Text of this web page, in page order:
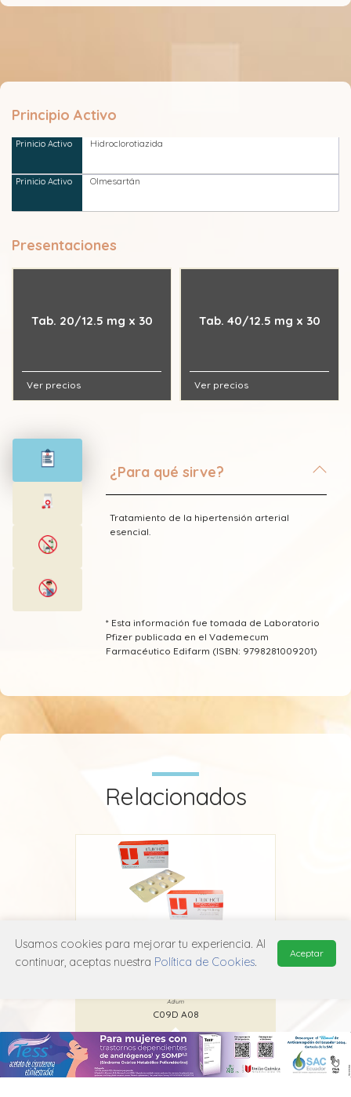
Principio Activo
Hidroclorotiazida
Olmesartán
Presentaciones
Tab. 20/12.5 mg x 30
Ver precios
Tab. 40/12.5 mg x 30
Ver precios
¿Para qué sirve?
Tratamiento de la hipertensión arterial
esencial.
* Esta información fue tomada de Laboratorio
Pfizer publicada en el Vademecum
Farmacéutico Edifarm (ISBN: 9798281009201)
Relacionados
Adium
C09D A08
Usamos cookies para mejorar tu experiencia. Al
continuar, aceptas nuestra Política de Cookies.
Aceptar